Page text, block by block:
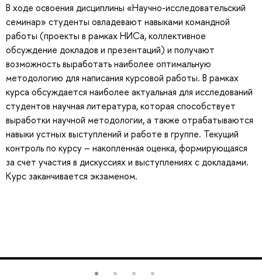
В ходе освоения дисциплины «Научно-исследовательский
семинар» студенты овладевают навыками командной
работы (проекты в рамках НИСа, коллективное
обсуждение докладов и презентаций) и получают
возможность выработать наиболее оптимальную
методологию для написания курсовой работы. В рамках
курса обсуждается наиболее актуальная для исследований
студентов научная литература, которая способствует
выработки научной методологии, а также отрабатываются
навыки устных выступлений и работе в группе. Текущий
контроль по курсу – накопленная оценка, формирующаяся
за счет участия в дискуссиях и выступлениях с докладами.
Курс заканчивается экзаменом.